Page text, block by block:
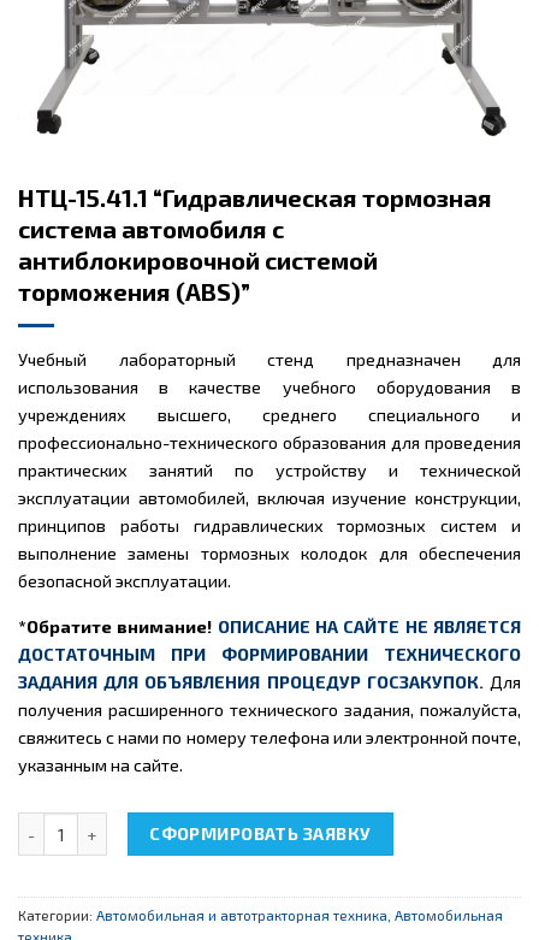
НТЦ-15.41.1 “Гидравлическая тормозная
система автомобиля с
антиблокировочной системой
торможения (ABS)”
Учебный лабораторный стенд предназначен для
использования в качестве учебного оборудования в
учреждениях высшего, среднего специального и
профессионально-технического образования для проведения
практических занятий по устройству и технической
эксплуатации автомобилей, включая изучение конструкции,
принципов работы гидравлических тормозных систем и
выполнение замены тормозных колодок для обеспечения
безопасной эксплуатации.
*Обратите внимание! ОПИСАНИЕ НА САЙТЕ НЕ ЯВЛЯЕТСЯ
ДОСТАТОЧНЫМ ПРИ ФОРМИРОВАНИИ ТЕХНИЧЕСКОГО
ЗАДАНИЯ ДЛЯ ОБЪЯВЛЕНИЯ ПРОЦЕДУР ГОСЗАКУПОК. Для
получения расширенного технического задания, пожалуйста,
свяжитесь с нами по номеру телефона или электронной почте,
указанным на сайте.
Количество товара НТЦ-15.41.1 "Гидравлическая тормозная
СФОРМИРОВАТЬ ЗАЯВКУ
Категории: Автомобильная и автотракторная техника Автомобильная
техника